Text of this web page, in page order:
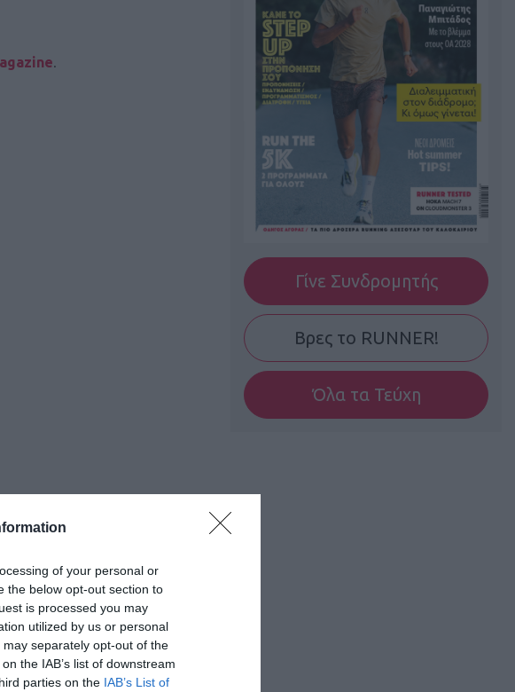
of your personal or
the below opt-out section to
is processed you may
utilized by us or personal
separately opt-out of the
the IAB’s list of downstream
parties on the IAB’s List of
.
Γίνε Συνδρομητής
Βρες το RUNNER!
Όλα τα Τεύχη